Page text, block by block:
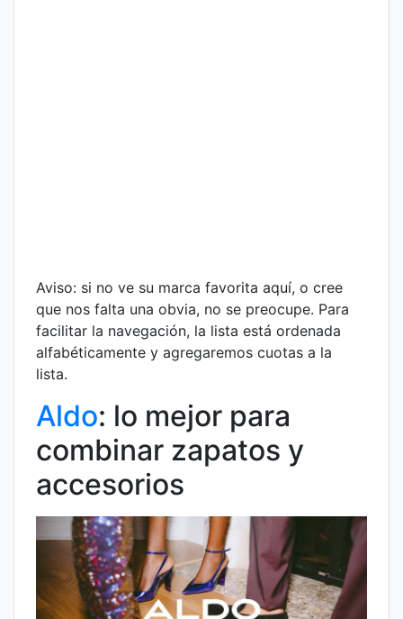
Aviso: si no ve su marca favorita aquí, o cree
que nos falta una obvia, no se preocupe. Para
facilitar la navegación, la lista está ordenada
alfabéticamente y agregaremos cuotas a la
lista.
Aldo: lo mejor para
combinar zapatos y
accesorios